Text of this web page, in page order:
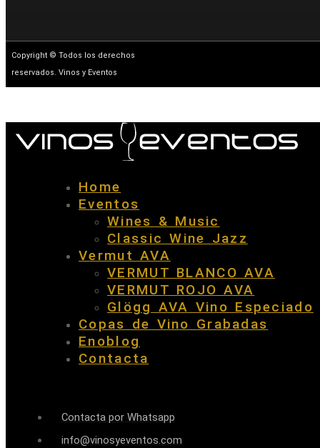
Copyright © Todos los derechos
reservados. Vinos y Eventos
Home
Eventos
Wines & Music
Classic Wine Jazz
Vermut AVA
VERMUT BLANCO AVA
VERMUT ROJO AVA
Glögg AVA Vino Especiado
Copas de Vino Grabadas
Enoblog
Contacta
Contacta por Whatsapp
info@vinosyeventos.com